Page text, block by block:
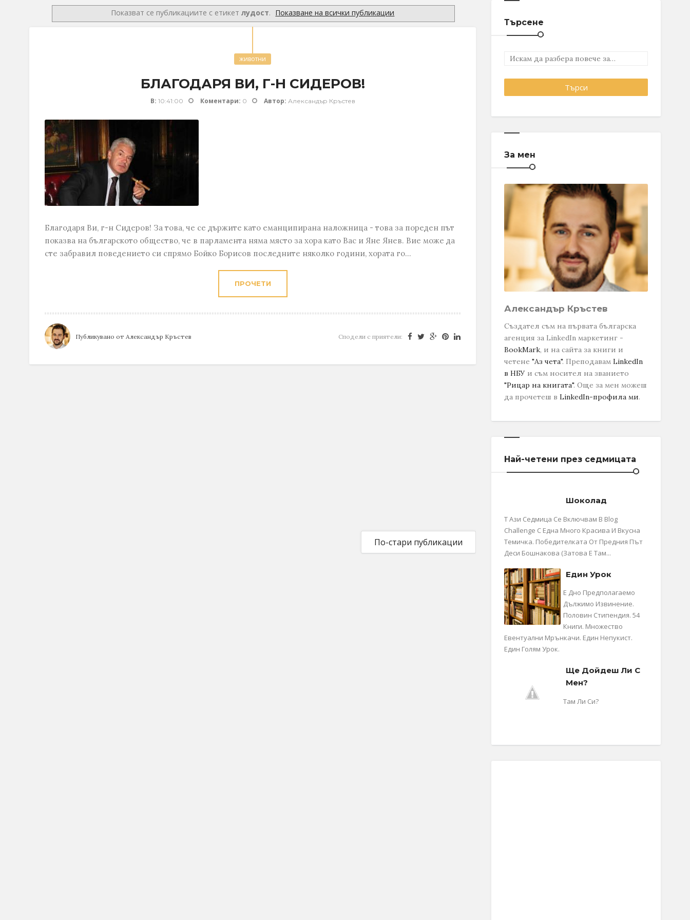
Показват се публикациите с етикет лудост. Показване на всички публикации
животни
БЛАГОДАРЯ ВИ, Г-Н СИДЕРОВ!
В: 10:41:00 Коментари: 0 Автор: Александър Кръстев
Благодаря Ви, г-н Сидеров! За това, че се държите като еманципирана наложница - това за пореден път
показва на българското общество, че в парламента няма място за хора като Вас и Яне Янев. Вие може да
сте забравил поведението си спрямо Бойко Борисов последните няколко години, хората го...
ПРОЧЕТИ
Публикувано от Александър Кръстев Сподели с приятели:
По-стари публикации
Търсене
За мен
Александър Кръстев
Създател съм на първата българска
агенция за LinkedIn маркетинг -
BookMark, и на сайта за книги и
четене "Аз чета". Преподавам LinkedIn
в НБУ и съм носител на званието
"Рицар на книгата". Още за мен можеш
да прочетеш в LinkedIn-профила ми.
Най-четени през седмицата
Шоколад
Т Ази Седмица Се Включвам В Blog
Challenge С Една Много Красива И Вкусна
Темичка. Победителката От Предния Път
Деси Бошнакова (затова Е Там...
Един Урок
Е Дно Предполагаемо
Дължимо Извинение.
Половин Стипендия. 54
Книги. Множество
Евентуални Мрънкачи. Един Непукист.
Един Голям Урок.
Ще Дойдеш Ли С
Мен?
Там Ли Си?